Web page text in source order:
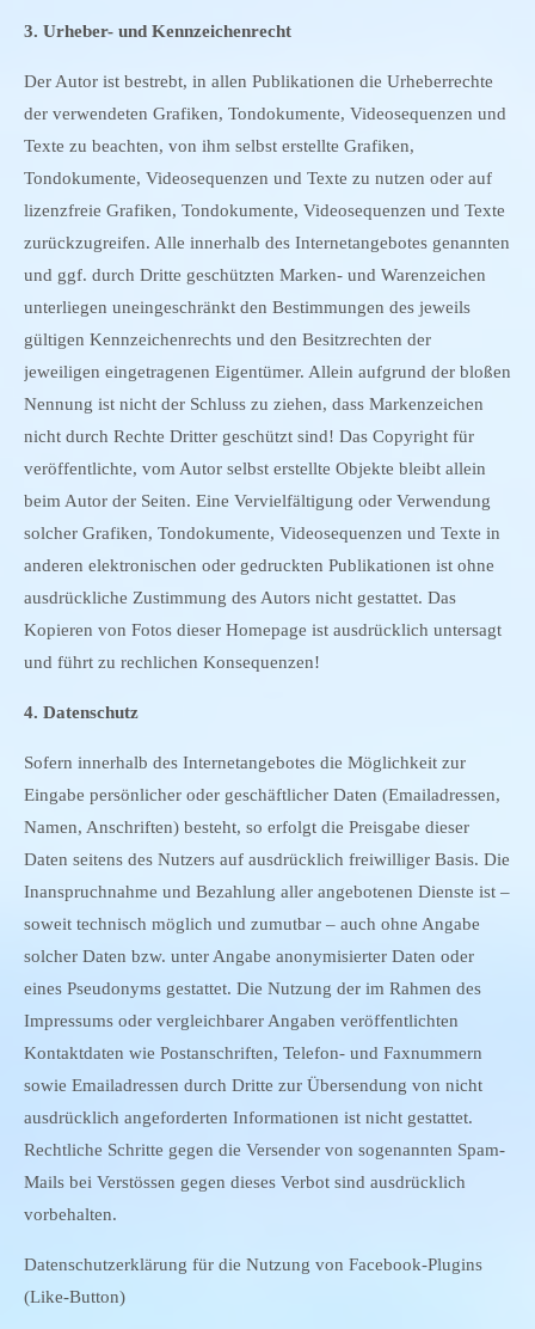
3. Urheber- und Kennzeichenrecht
Der Autor ist bestrebt, in allen Publikationen die Urheberrechte
der verwendeten Grafiken, Tondokumente, Videosequenzen und
Texte zu beachten, von ihm selbst erstellte Grafiken,
Tondokumente, Videosequenzen und Texte zu nutzen oder auf
lizenzfreie Grafiken, Tondokumente, Videosequenzen und Texte
zurückzugreifen. Alle innerhalb des Internetangebotes genannten
und ggf. durch Dritte geschützten Marken- und Warenzeichen
unterliegen uneingeschränkt den Bestimmungen des jeweils
gültigen Kennzeichenrechts und den Besitzrechten der
jeweiligen eingetragenen Eigentümer. Allein aufgrund der bloßen
Nennung ist nicht der Schluss zu ziehen, dass Markenzeichen
nicht durch Rechte Dritter geschützt sind! Das Copyright für
veröffentlichte, vom Autor selbst erstellte Objekte bleibt allein
beim Autor der Seiten. Eine Vervielfältigung oder Verwendung
solcher Grafiken, Tondokumente, Videosequenzen und Texte in
anderen elektronischen oder gedruckten Publikationen ist ohne
ausdrückliche Zustimmung des Autors nicht gestattet. Das
Kopieren von Fotos dieser Homepage ist ausdrücklich untersagt
und führt zu rechlichen Konsequenzen!
4. Datenschutz
Sofern innerhalb des Internetangebotes die Möglichkeit zur
Eingabe persönlicher oder geschäftlicher Daten (Emailadressen,
Namen, Anschriften) besteht, so erfolgt die Preisgabe dieser
Daten seitens des Nutzers auf ausdrücklich freiwilliger Basis. Die
Inanspruchnahme und Bezahlung aller angebotenen Dienste ist –
soweit technisch möglich und zumutbar – auch ohne Angabe
solcher Daten bzw. unter Angabe anonymisierter Daten oder
eines Pseudonyms gestattet. Die Nutzung der im Rahmen des
Impressums oder vergleichbarer Angaben veröffentlichten
Kontaktdaten wie Postanschriften, Telefon- und Faxnummern
sowie Emailadressen durch Dritte zur Übersendung von nicht
ausdrücklich angeforderten Informationen ist nicht gestattet.
Rechtliche Schritte gegen die Versender von sogenannten Spam-
Mails bei Verstössen gegen dieses Verbot sind ausdrücklich
vorbehalten.
Datenschutzerklärung für die Nutzung von Facebook-Plugins
(Like-Button)